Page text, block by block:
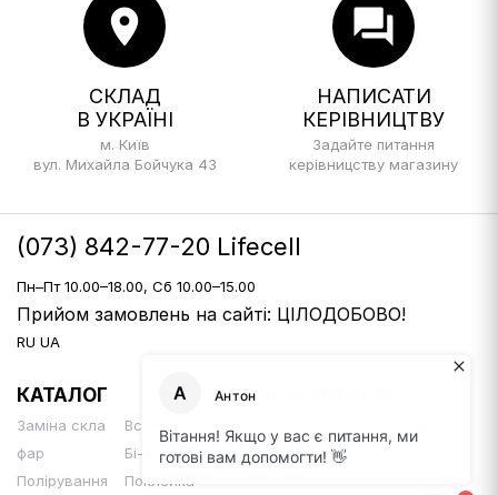
location_on
СКЛАД
В УКРАЇНІ
м. Київ
вул. Михайла Бойчука 43
forum
НАПИСАТИ
КЕРІВНИЦТВУ
Задайте питання
керівницству магазину
(073) 842-77-20 Lifecell
Пн–Пт 10.00–18.00, Сб 10.00–15.00
Прийом замовлень на сайті: ЦІЛОДОБОВО!
RU UA
КАТАЛОГ
Заміна скла
фар
Встановлення
Бі-Лінз
Полірування
Поклейка
Контакти